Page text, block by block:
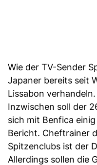
Wie der TV-Sender
Japaner bereits seit
Lissabon verhandeln.
Inzwischen soll der
sich mit Benfica
Bericht. Cheftrainer
Spitzenclubs ist der
Allerdings sollen die